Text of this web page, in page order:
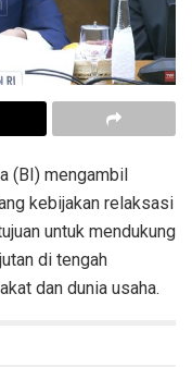
(BI) mengambil
kebijakan relaksasi
untuk mendukung
di tengah
dan dunia usaha.